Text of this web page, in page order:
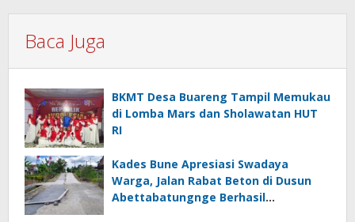
Baca Juga
BKMT Desa Buareng Tampil Memukau
di Lomba Mars dan Sholawatan HUT
RI
Kades Bune Apresiasi Swadaya
Warga, Jalan Rabat Beton di Dusun
Abettabatungnge Berhasil